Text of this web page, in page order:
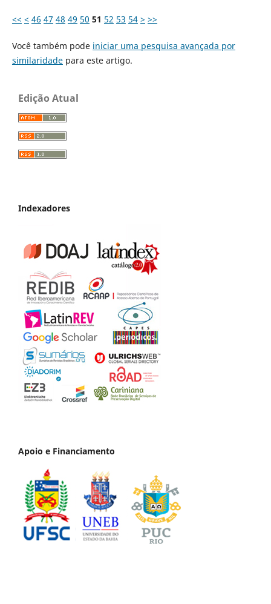
<< < 46 47 48 49 50 51 52 53 54 > >>
Você também pode iniciar uma pesquisa avançada por
similaridadepara este artigo.
Edição Atual
Indexadores
Apoio e Financiamento